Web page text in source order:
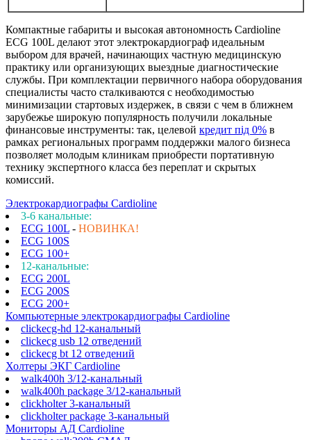
Компактные габариты и высокая автономность Cardioline
ECG 100L делают этот электрокардиограф идеальным
выбором для врачей, начинающих частную медицинскую
практику или организующих выездные диагностические
службы. При комплектации первичного набора оборудования
специалисты часто сталкиваются с необходимостью
минимизации стартовых издержек, в связи с чем в ближнем
зарубежье широкую популярность получили локальные
финансовые инструменты: так, целевой кредит під 0% в
рамках региональных программ поддержки малого бизнеса
позволяет молодым клиникам приобрести портативную
технику экспертного класса без переплат и скрытых
комиссий.
Электрокардиографы Cardioline
3-6 канальные:
ECG 100L - НОВИНКА!
ECG 100S
ECG 100+
12-канальные:
ECG 200L
ECG 200S
ECG 200+
Компьютерные электрокардиографы Cardioline
clickecg-hd 12-канальный
clickecg usb 12 отведений
clickecg bt 12 отведений
Холтеры ЭКГ Cardioline
walk400h 3/12-канальный
walk400h package 3/12-канальный
clickholter 3-канальный
clickholter package 3-канальный
Мониторы АД Cardioline